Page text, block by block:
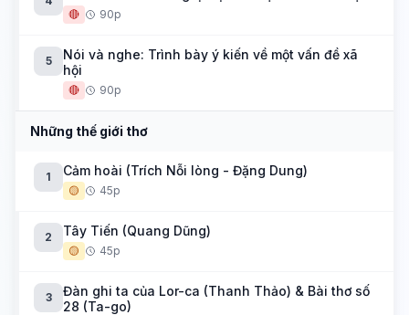
🔴 90p
5
Nói và nghe: Trình bày ý kiến về một vấn đề xã
hội
🔴 90p
Những thế giới thơ
1 Cảm hoài (Trích Nỗi lòng - Đặng Dung)
🟡 45p
2 Tây Tiến (Quang Dũng)
🟡 45p
3
Đàn ghi ta của Lor-ca (Thanh Thảo) & Bài thơ số
28 (Ta-go)